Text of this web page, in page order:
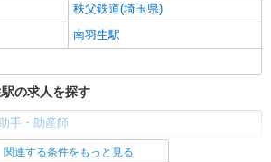
秩父鉄道(埼玉県)
南羽生駅
の求人を探す
手・助産師
羽生駅の求人を探す
関連する条件をもっと見る